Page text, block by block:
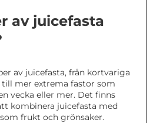
av juicefasta
av juicefasta, från kortvariga
till mer extrema fastor som
vecka eller mer. Det finns
kombinera juicefasta med
frukt och grönsaker.